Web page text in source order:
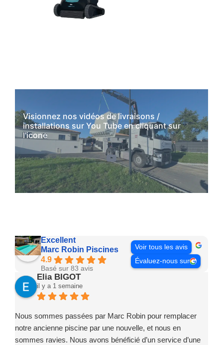
Visionnez nos vidéos de livraisons /
installations sur You Tube en cliquant sur
l'icone
YouTube
Excellent
Marc Robin Piscines
4.9
Basé sur 83 avis
Voir tous les avis
Évaluez-nous sur
Elia BIGOT
il y a 1 semaine
Nous sommes passées par Marc Robin pour remplacer
notre ancienne piscine par une nouvelle, et nous en
sommes ravies. Nous avons bénéficié d’un service d’une